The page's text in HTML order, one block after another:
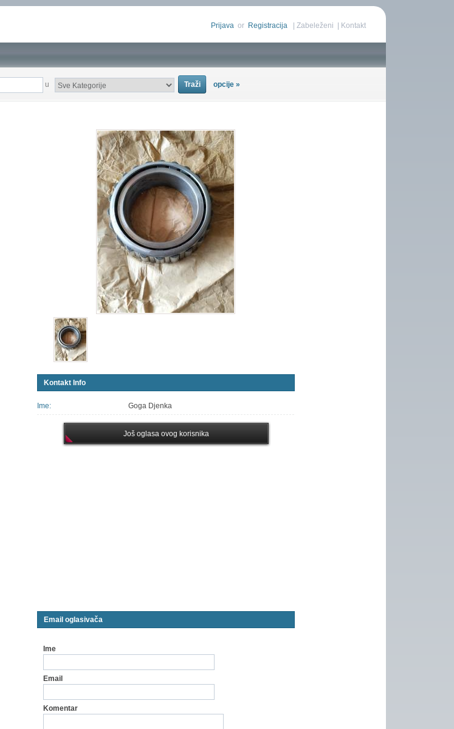
Prijava or Registracija Zabeleženi Kontakt
u opcije »
Kontakt Info
Ime: Goga Djenka
Još oglasa ovog korisnika
Email oglasivača
Ime
Email
Komentar